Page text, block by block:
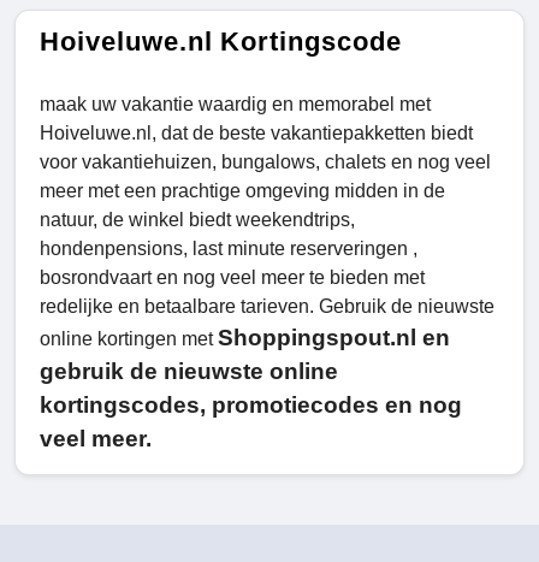
Hoiveluwe.nl Kortingscode
maak uw vakantie waardig en memorabel met
Hoiveluwe.nl, dat de beste vakantiepakketten biedt
voor vakantiehuizen, bungalows, chalets en nog veel
meer met een prachtige omgeving midden in de
natuur, de winkel biedt weekendtrips,
hondenpensions, last minute reserveringen ,
bosrondvaart en nog veel meer te bieden met
redelijke en betaalbare tarieven. Gebruik de nieuwste
online kortingen metShoppingspout.nl en
gebruik de nieuwste online
kortingscodes, promotiecodes en nog
veel meer.